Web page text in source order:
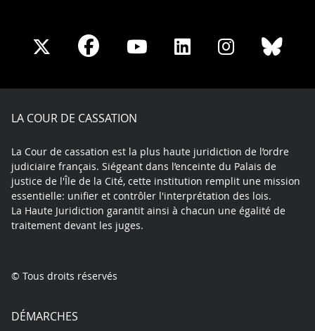
Share
X
Share
Facebook
Share
Youtube
Share
LinkedIn
Share
Instagram
LA COUR DE CASSATION
La Cour de cassation est la plus haute juridiction de l’ordre
judiciaire français. Siégeant dans l’enceinte du Palais de
justice de l'Île de la Cité, cette institution remplit une mission
essentielle: unifier et contrôler l'interprétation des lois.
La Haute Juridiction garantit ainsi à chacun une égalité de
traitement devant les juges.
© Tous droits réservés
DÉMARCHES